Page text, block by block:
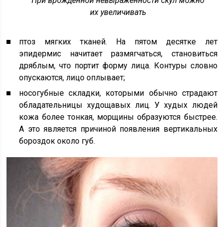
их увеличивать
птоз мягких тканей. На пятом десятке лет
эпидермис начитает размягчаться, становиться
дряблым, что портит форму лица. Контуры словно
опускаются, лицо оплывает;
носогубные складки, которыми обычно страдают
обладательницы худощавых лиц. У худых людей
кожа более тонкая, морщины образуются быстрее.
А это является причиной появления вертикальных
бороздок около губ.